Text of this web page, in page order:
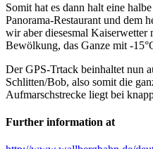
Somit hat es dann halt eine
Panorama-Restaurant und dem
wir aber diesesmal
Bewölkung, das Ganze mit -
Der GPS-Trtack beinhaltet nun
Schlitten/Bob, also somit die
Aufmarschstrecke liegt bei
Further information at